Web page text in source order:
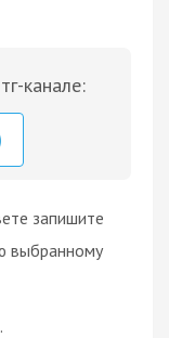
канале:
запишите
выбранному